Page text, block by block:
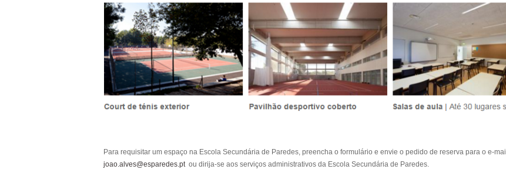
Para requisitar um espaço na Escola Secundária de Paredes, preencha o formulário e envie o pedido de reserva para o e-mail
joao.alves@esparedes.ptou dirija-se aos serviços administrativos da Escola Secundária de Paredes.